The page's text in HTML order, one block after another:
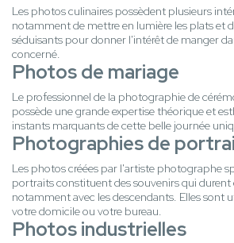
Les photos culinaires possèdent plusieurs
notamment de mettre en lumière les plats et
séduisants pour donner l'intérêt de manger
concerné.
Photos de mariage
Le professionnel de la photographie de
possède une grande expertise théorique et
instants marquants de cette belle journée
Photographies de
Les photos créées par l'artiste photographe
portraits constituent des souvenirs qui
notamment avec les descendants. Elles sont
votre domicile ou votre bureau.
Photos industrielles